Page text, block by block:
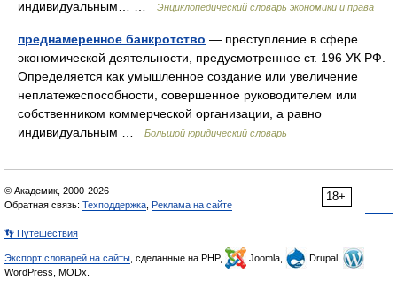
индивидуальным… …
Энциклопедический словарь экономики и права
преднамеренное банкротство — преступление в сфере
экономической деятельности, предусмотренное ст. 196 УК РФ.
Определяется как умышленное создание или увеличение
неплатежеспособности, совершенное руководителем или
собственником коммерческой организации, а равно
индивидуальным …
Большой юридический словарь
18+
© Академик, 2000-2026
Обратная связь: Техподдержка Реклама на сайте
👣 Путешествия
Экспорт словарей на сайты , сделанные на PHP, Joomla,
Drupal,
WordPress, MODx.